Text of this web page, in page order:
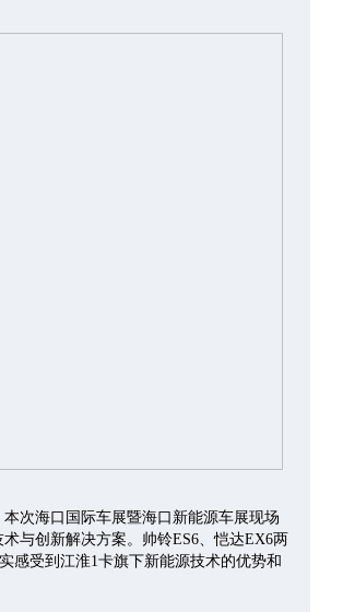
次海口国际车展暨海口新能源车展现场
与创新解决方案。帅铃ES6、恺达EX6两
感受到江淮1卡旗下新能源技术的优势和